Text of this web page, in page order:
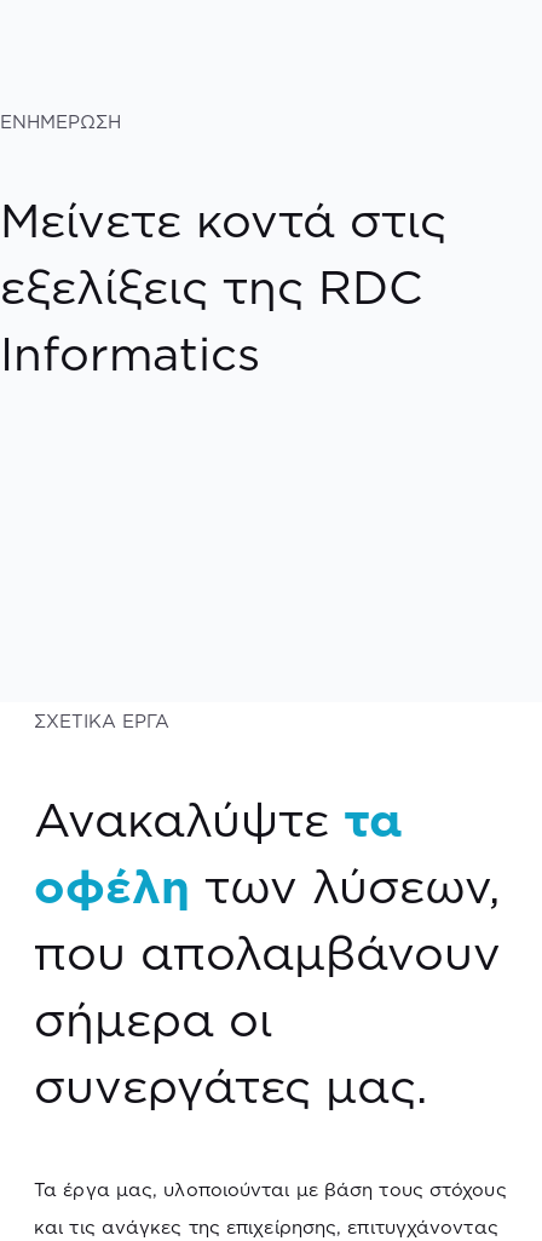
ΕΝΗΜΕΡΩΣΗ
Μείνετε κοντά στις
εξελίξεις της RDC
Informatics
ΣΧΕΤΙΚΑ ΕΡΓΑ
Ανακαλύψτε τα
οφέλη των λύσεων,
που απολαμβάνουν
σήμερα οι
συνεργάτες μας.
Τα έργα μας, υλοποιούνται με βάση τους στόχους
και τις ανάγκες της επιχείρησης, επιτυγχάνοντας